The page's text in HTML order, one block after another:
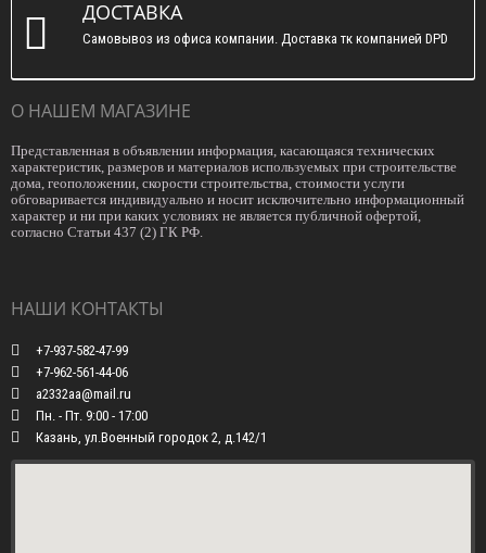
ДОСТАВКА
Самовывоз из офиса компании. Доставка тк компанией DPD
О НАШЕМ МАГАЗИНЕ
Представленная в объявлении информация, касающаяся технических
характеристик, размеров и материалов используемых при строительстве
дома, геоположении, скорости строительства, стоимости услуги
обговаривается индивидуально и носит исключительно информационный
характер и ни при каких условиях не является публичной офертой,
согласно Статьи 437 (2) ГК РФ.
НАШИ КОНТАКТЫ
+7-937-582-47-99
+7-962-561-44-06
a2332aa@mail.ru
Пн. - Пт. 9:00 - 17:00
Казань, ул.Военный городок 2, д.142/1